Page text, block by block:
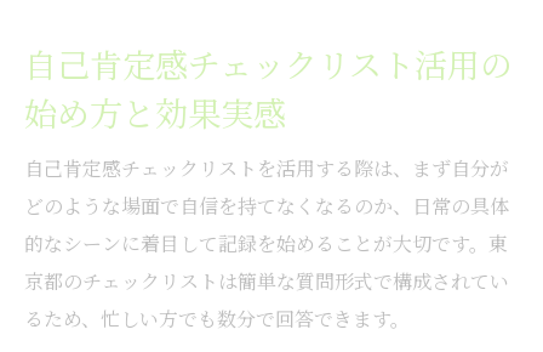
ローゼンバーグ自尊感情テスト活用術を紹介
ローゼンバーグ自尊感情テストで自己肯定
感を測る意義
東京都版自尊感情測定尺度との違いと組み
合わせ方
自尊感情尺度10項目で分かる自己肯定感の
傾向
自己肯定感チェックリスト活用の
始め方と効果実感
自己肯定感チェックリストを活用する際は、まず自分が
どのような場面で自信を持てなくなるのか、日常の具体
的なシーンに着目して記録を始めることが大切です。東
京都のチェックリストは簡単な質問形式で構成されてい
るため、忙しい方でも数分で回答できます。